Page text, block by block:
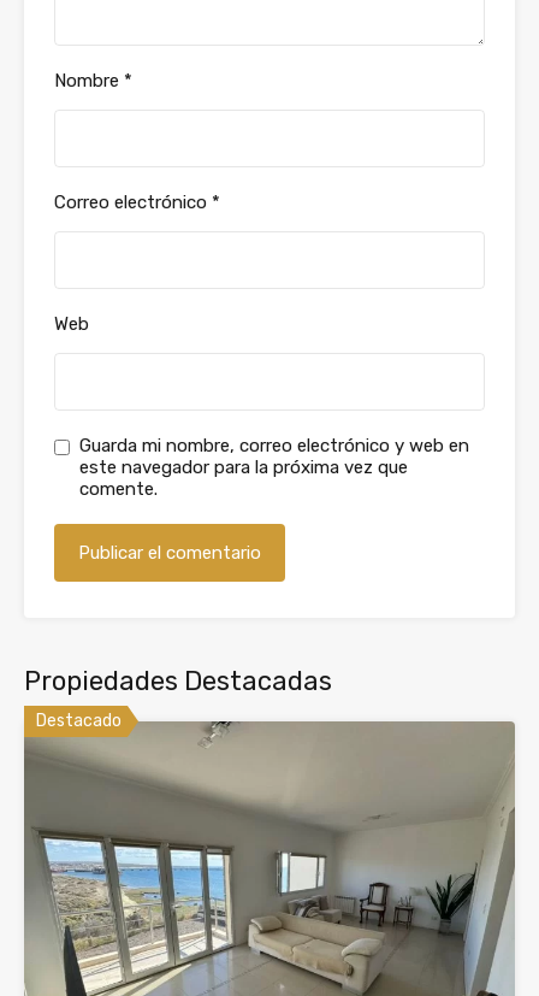
Nombre *
Correo electrónico *
Web
Guarda mi nombre, correo electrónico y web en
este navegador para la próxima vez que
comente.
Propiedades Destacadas
Destacado